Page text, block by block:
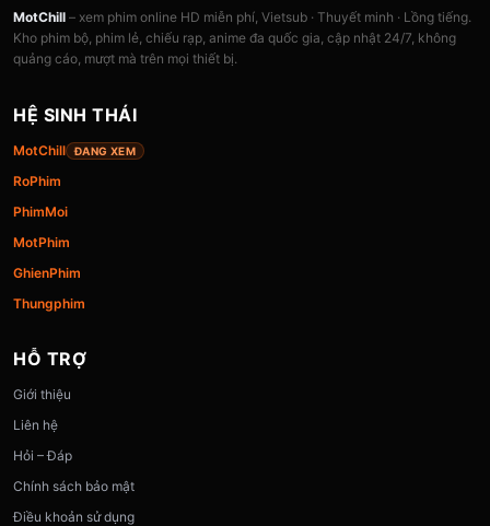
MotChill – xem phim online HD miễn phí, Vietsub · Thuyết minh · Lồng tiếng.
Kho phim bộ, phim lẻ, chiếu rạp, anime đa quốc gia, cập nhật 24/7, không
quảng cáo, mượt mà trên mọi thiết bị.
HỆ SINH THÁI
MotChill ĐANG XEM
RoPhim
PhimMoi
MotPhim
GhienPhim
Thungphim
HỖ TRỢ
Giới thiệu
Liên hệ
Hỏi – Đáp
Chính sách bảo mật
Điều khoản sử dụng